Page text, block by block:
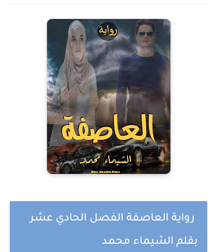
رواية العاصفة الفصل الحادي عشر
بقلم الشيماء محمد